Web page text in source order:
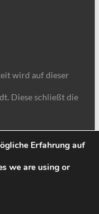
wird auf dieser
Diese schließt die
Erfahrung auf
we are using or